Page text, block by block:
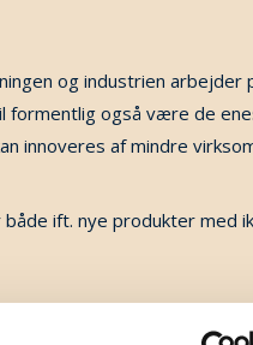
og industrien arbejder
også være de
innoveres af mindre
ift. nye produkter med
med høretab.